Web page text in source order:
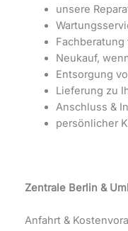
unsere
Neukauf,
Entsorgung
Lieferung zu
Anschluss &
persönlicher
Zentrale Berlin &
Anfahrt &